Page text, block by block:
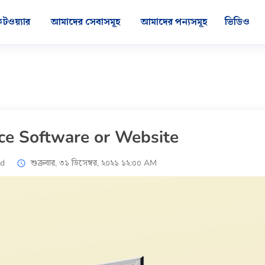
আমাদের সেবাসমূহ আমাদের পন্যসমূহ ভিডিও
Software or Website
access_time শুক্রবার, ৩১ ডিসেম্বর, ২০২১ ১২:০০ AM